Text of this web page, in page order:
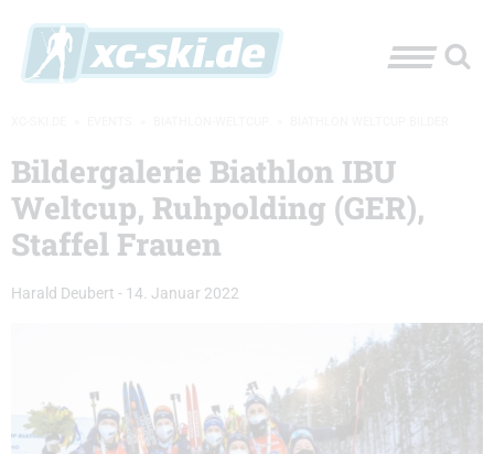
Bildergalerie Biathlon IBU
Weltcup, Ruhpolding (GER),
Staffel Frauen
Harald Deubert - 14. Januar 2022